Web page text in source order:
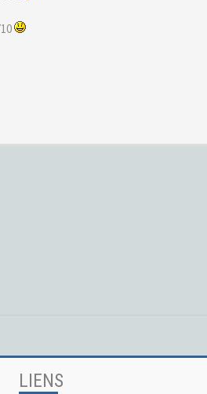
LIENS